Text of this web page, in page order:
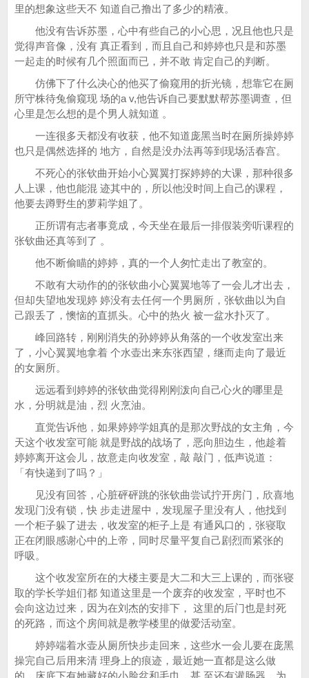
里的想象这些天不 知道自己撸出了多少的精液。
他没有告诉苏墨，心中有些自己的小心思，况且他也只是
觉得声音像，没有 真正看到，而且自己和婷婷也只是和苏墨
一起走的时候有几个照面而已，并不敢 肯定自己的判断。
仿佛下了什么决心的他买了偷窥用的折光镜，想靠它在厕
所守株待兔偷窥现 场的a v,他告诉自己要默默帮苏墨调查，但
心里是怎么想的是个男人就知道 。
一连很多天都没有收获，他不知道庞黑当时在厕所操婷婷
也只是偶然选择的 地方，自然是没办法再等到现场活春宫。
不死心的张钦曲开始小心翼翼打探婷婷的大课，那种很多
人上课，他也能混 迹其中的，所以他没时间上自己的课程，
他要去蹲野生的萝莉学姐了。
正所谓有志者事竟成，今天坐在最后一排假装旁听课程的
张钦曲还真等到了 。
他不断偷瞄的婷婷，真的一个人匆忙走出了教室的。
不敢有大动作的的张钦曲小心翼翼地等了一会儿才出去，
但却失望地发现婷 婷没有去任何一个男厕所，张钦曲以为自
己跟丢了，懊恼的直抓头。心中的热火 被一盆水扑灭了。
峰回路转，刚刚消失的孙婷婷从角落的一个收发室出来
了，小心翼翼地拿着 个水壶出来东张西望，继而走向了最近
的女厕所。
远远看到婷婷的张钦曲觉得刚刚泼向自己心火的哪里是
水，分明就是油，烈 火烹油。
直觉告诉他，如果婷婷学姐真的是那次野战的女主角，今
天这个收发室可能 就是野战的战场了，恶向胆边生，他趁着
婷婷离开这会儿，故意走向收发室，敲 敲门，低声说道：
「有快递到了吗？」
见没有回答，心脏砰砰跳的张钦曲尝试拧开房门，欣喜地
发现门没有锁，快 步走进屋中，发现屋子里没有人，他找到
一个柜子躲了进去，收发室的柜子上是 有通风口的，张寝取
正在闭眼感谢心中的上帝，同时尽量平复自己剧烈而紧张的
呼吸。
这个收发室所在的大楼主要是大二和大三上课的，而张寝
取的学长学姐们都 知道这里是一个废弃的收发室，平时也不
会向这边过来，因为在刘杰的安排下， 这里的后门也是封死
的死路，而这个房间就是教学楼里的做爱活动室。
婷婷端着水壶从厕所快步走回来，这些水一会儿要在庞黑
操完自己后用来清 理身上的痕迹，最近她一直都是这么做
的，床底下有她藏好的小脸盆和毛巾，甚 至还有灌肠器，为